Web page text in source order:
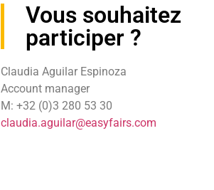
Vous souhaitez
participer ?
Claudia Aguilar Espinoza
Account manager
M: +32 (0)3 280 53 30
claudia.aguilar@easyfairs.com